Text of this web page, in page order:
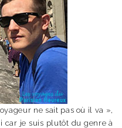
ne sait pas où il va »,
car je suis plutôt du genre à